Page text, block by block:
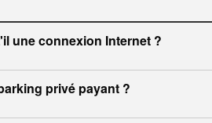
une connexion Internet ?
privé payant ?